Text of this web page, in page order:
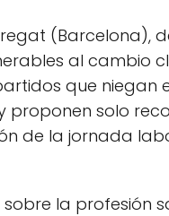
(Barcelona),
al cambio
que niegan
proponen solo
de la jornada
sobre la profesión